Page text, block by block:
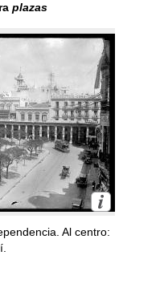
plazas
Al centro: